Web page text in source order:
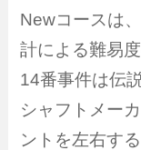
Newコースは
計による難易
14番事件は伝
シャフトメー
ントを左右す